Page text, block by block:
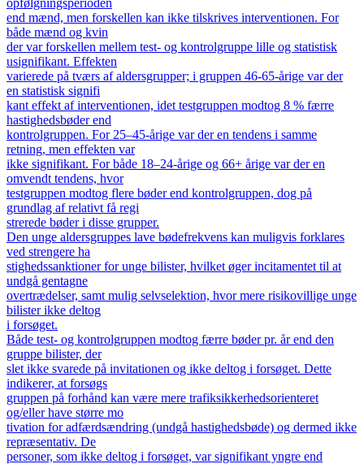
opfølgningsperioden
end mænd, men forskellen kan ikke tilskrives interventionen. For
både mænd og kvin
der var forskellen mellem test- og kontrolgruppe lille og statistisk
usignifikant. Effekten
varierede på tværs af aldersgrupper; i gruppen 46-65-årige var der
en statistisk signifi
kant effekt af interventionen, idet testgruppen modtog 8 % færre
hastighedsbøder end
kontrolgruppen. For 25–45-årige var der en tendens i samme
retning, men effekten var
ikke signifikant. For både 18–24-årige og 66+ årige var der en
omvendt tendens, hvor
testgruppen modtog flere bøder end kontrolgruppen, dog på
grundlag af relativt få regi
strerede bøder i disse grupper.
Den unge aldersgruppes lave bødefrekvens kan muligvis forklares
ved strengere ha
stighedssanktioner for unge bilister, hvilket øger incitamentet til at
undgå gentagne
overtrædelser, samt mulig selvselektion, hvor mere risikovillige unge
bilister ikke deltog
i forsøget.
Både test- og kontrolgruppen modtog færre bøder pr. år end den
gruppe bilister, der
slet ikke svarede på invitationen og ikke deltog i forsøget. Dette
indikerer, at forsøgs
gruppen på forhånd kan være mere trafiksikkerhedsorienteret
og/eller have større mo
tivation for adfærdsændring (undgå hastighedsbøde) og dermed ikke
repræsentativ. De
personer, som ikke deltog i forsøget, var signifikant yngre end